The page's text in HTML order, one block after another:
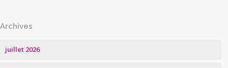
Archives
juillet 2026